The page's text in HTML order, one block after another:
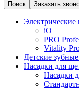
Поиск Заказать
Электрические
iO
PRO
Vitality Pro
Детские
Насадки для
Насадки